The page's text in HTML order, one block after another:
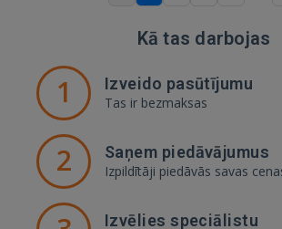
Kā tas darbojas
1 Izveido pasūtījumu
Tas ir bezmaksas
2 Saņem piedāvājumus
Izpildītāji piedāvās savas
Izvēlies speciālistu